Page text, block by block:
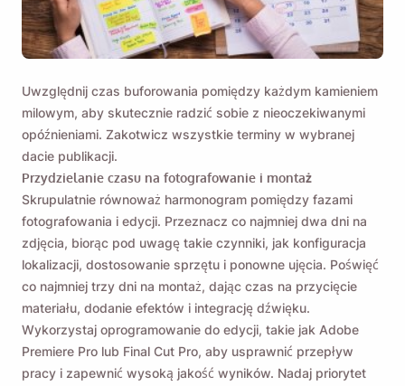
Uwzględnij czas buforowania pomiędzy każdym kamieniem
milowym, aby skutecznie radzić sobie z nieoczekiwanymi
opóźnieniami. Zakotwicz wszystkie terminy w wybranej
dacie publikacji.
Przydzielanie czasu na fotografowanie i montaż
Skrupulatnie równoważ harmonogram pomiędzy fazami
fotografowania i edycji. Przeznacz co najmniej dwa dni na
zdjęcia, biorąc pod uwagę takie czynniki, jak konfiguracja
lokalizacji, dostosowanie sprzętu i ponowne ujęcia. Poświęć
co najmniej trzy dni na montaż, dając czas na przycięcie
materiału, dodanie efektów i integrację dźwięku.
Wykorzystaj oprogramowanie do edycji, takie jak Adobe
Premiere Pro lub Final Cut Pro, aby usprawnić przepływ
pracy i zapewnić wysoką jakość wyników. Nadaj priorytet